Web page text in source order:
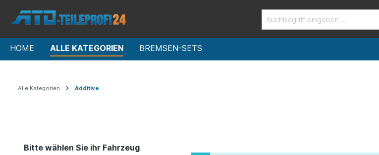
HOME ALLE KATEGORIEN BREMSEN-SETS
Alle Kategorien Additive
Bitte wählen Sie ihr Fahrzeug